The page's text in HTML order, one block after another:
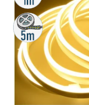
5m
rolka